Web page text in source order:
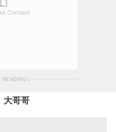
Content
READING
大哥哥